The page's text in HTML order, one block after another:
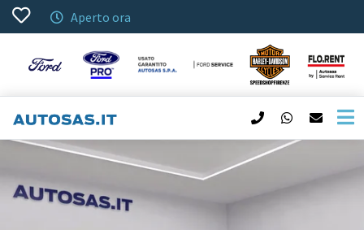
Aperto ora